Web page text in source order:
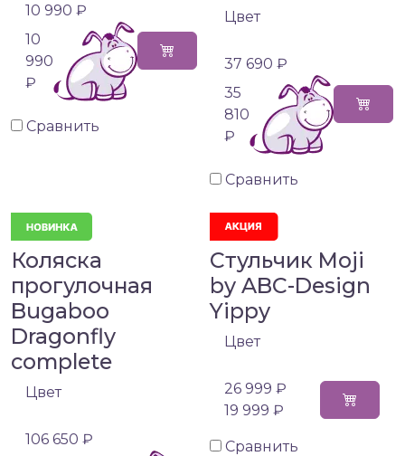
10 990 ₽
10
990
₽
Сравнить
Цвет
37 690 ₽
35
810
₽
Сравнить
Коляска
прогулочная
Bugaboo
Dragonfly
complete
Цвет
106 650 ₽
Стульчик Moji
by ABC-Design
Yippy
Цвет
26 999 ₽
19 999 ₽
Сравнить